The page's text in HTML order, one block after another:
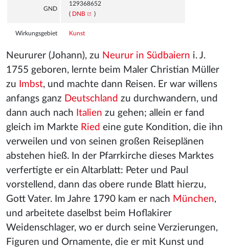
GND
129368652
( DNB )
Wirkungsgebiet Kunst
Neururer (Johann), zu Neurur in Südbaiern i. J.
1755 geboren, lernte beim Maler Christian Müller
zu
Imbst, und machte dann Reisen. Er war willens
anfangs ganz Deutschland zu durchwandern, und
dann auch nach Italien zu gehen; allein er fand
gleich im Markte Ried eine gute Kondition, die ihn
verweilen und von seinen großen Reiseplänen
abstehen hieß. In der Pfarrkirche dieses Marktes
verfertigte er ein Altarblatt: Peter und Paul
vorstellend, dann das obere runde Blatt hierzu,
Gott Vater. Im Jahre 1790 kam er nach München,
und arbeitete daselbst beim Hoflakirer
Weidenschlager, wo er durch seine Verzierungen,
Figuren und Ornamente, die er mit Kunst und